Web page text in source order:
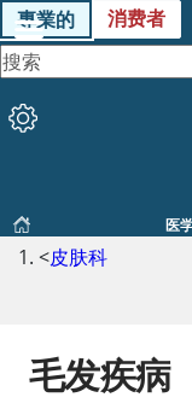
專業的 消费者
医
<皮肤科
毛发疾病